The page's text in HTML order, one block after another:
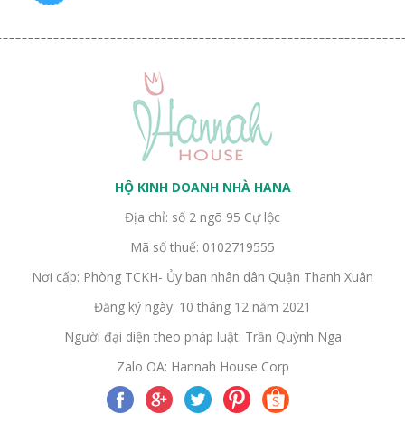
HỘ KINH DOANH NHÀ HANA
Địa chỉ: số 2 ngõ 95 Cự lộc
Mã số thuế: 0102719555
Nơi cấp: Phòng TCKH- Ủy ban nhân dân Quận Thanh Xuân
Đăng ký ngày: 10 tháng 12 năm 2021
Người đại diện theo pháp luật: Trần Quỳnh Nga
Zalo OA: Hannah House Corp